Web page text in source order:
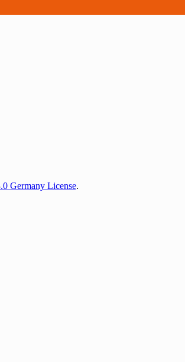
Germany License.